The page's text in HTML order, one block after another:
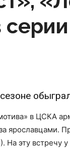
в ЦСКА
ярославцами.
На эту встречу